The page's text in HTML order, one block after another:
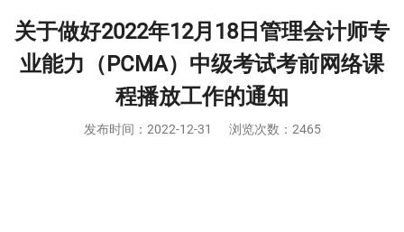
关于做好2022年12月18日管理会计师专
业能力（PCMA）中级考试考前网络课
程播放工作的通知
发布时间： 2022-12-31 浏览次数：2465